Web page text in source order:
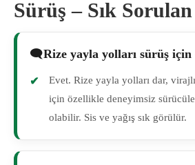
Sürüş – Sık
Rize yayla yolları sürüş
Evet. Rize yayla yolları dar,
için özellikle deneyimsiz
olabilir. Sis ve yağış sık görülür.